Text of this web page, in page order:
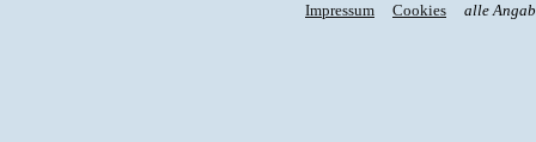
Impressum Cookies alle